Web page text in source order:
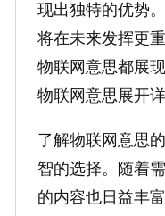
现出独特的优势
将在未来发挥更
物联网意思都展
物联网意思展开
了解物联网意思
智的选择。随着
的内容也日益丰